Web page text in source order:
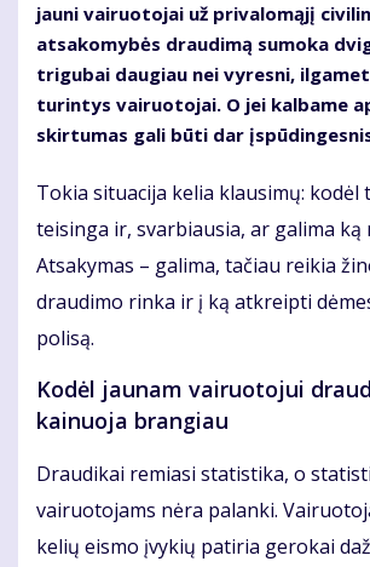
jauni vairuotojai už privalomąjį
atsakomybės draudimą sumoka
trigubai daugiau nei vyresni,
turintys vairuotojai. O jei kalbame
skirtumas gali būti dar
Tokia situacija kelia klausimų: kodėl
teisinga ir, svarbiausia, ar galima ką
Atsakymas – galima, tačiau reikia
draudimo rinka ir į ką atkreipti
polisą.
Kodėl jaunam vairuotojui
kainuoja brangiau
Draudikai remiasi statistika, o
vairuotojams nėra palanki.
kelių eismo įvykių patiria gerokai